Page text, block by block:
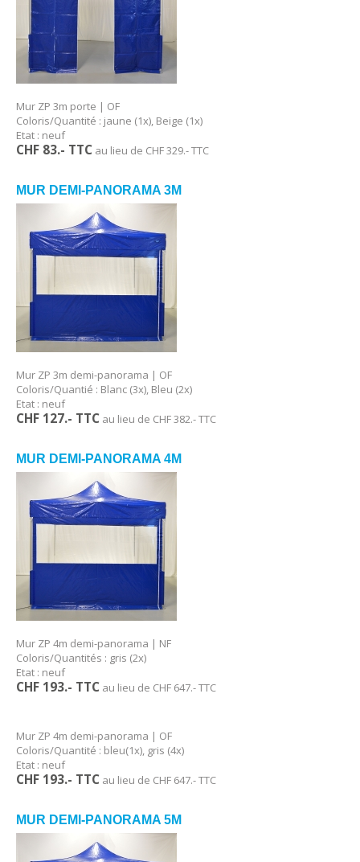
Mur ZP 3m porte | OF
Coloris/Quantité : jaune (1x), Beige (1x)
Etat : neuf
CHF 83.- TTC au lieu de CHF 329.- TTC
MUR DEMI-PANORAMA 3M
Mur ZP 3m demi-panorama | OF
Coloris/Quantié : Blanc (3x), Bleu (2x)
Etat : neuf
CHF 127.- TTC au lieu de CHF 382.- TTC
MUR DEMI-PANORAMA 4M
Mur ZP 4m demi-panorama | NF
Coloris/Quantités : gris (2x)
Etat : neuf
CHF 193.- TTC au lieu de CHF 647.- TTC
Mur ZP 4m demi-panorama | OF
Coloris/Quantité : bleu(1x), gris (4x)
Etat : neuf
CHF 193.- TTC au lieu de CHF 647.- TTC
MUR DEMI-PANORAMA 5M